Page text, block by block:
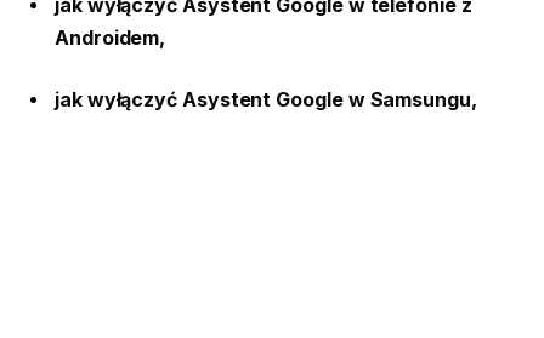
jak wyłączyć Asystent Google w telefonie z
Androidem,
jak wyłączyć Asystent Google w Samsungu,